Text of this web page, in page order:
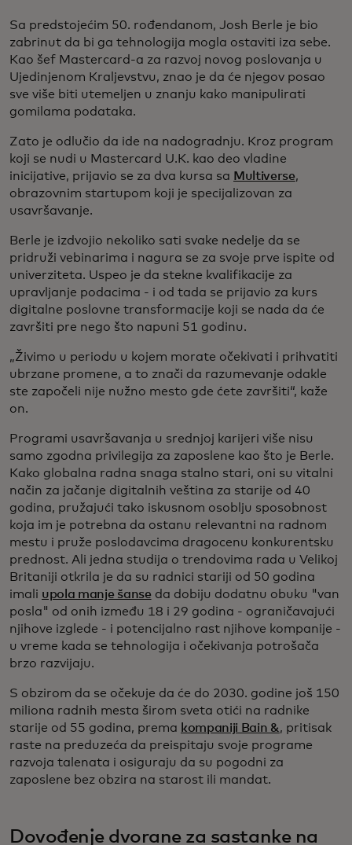
Sa predstojećim 50. rođendanom, Josh Berle je bio
zabrinut da bi ga tehnologija mogla ostaviti iza sebe.
Kao šef Mastercard-a za razvoj novog poslovanja u
Ujedinjenom Kraljevstvu, znao je da će njegov posao
sve više biti utemeljen u znanju kako manipulirati
gomilama podataka.
Zato je odlučio da ide na nadogradnju. Kroz program
koji se nudi u Mastercard U.K. kao deo vladine
inicijative, prijavio se za dva kursa sa Multiverse,
obrazovnim startupom koji je specijalizovan za
usavršavanje.
Berle je izdvojio nekoliko sati svake nedelje da se
pridruži vebinarima i nagura se za svoje prve ispite od
univerziteta. Uspeo je da stekne kvalifikacije za
upravljanje podacima - i od tada se prijavio za kurs
digitalne poslovne transformacije koji se nada da će
završiti pre nego što napuni 51 godinu.
„Živimo u periodu u kojem morate očekivati i prihvatiti
ubrzane promene, a to znači da razumevanje odakle
ste započeli nije nužno mesto gde ćete završiti“, kaže
on.
Programi usavršavanja u srednjoj karijeri više nisu
samo zgodna privilegija za zaposlene kao što je Berle.
Kako globalna radna snaga stalno stari, oni su vitalni
način za jačanje digitalnih veština za starije od 40
godina, pružajući tako iskusnom osoblju sposobnost
koja im je potrebna da ostanu relevantni na radnom
mestu i pruže poslodavcima dragocenu konkurentsku
prednost. Ali jedna studija o trendovima rada u Velikoj
Britaniji otkrila je da su radnici stariji od 50 godina
imali upola manje šanse da dobiju dodatnu obuku "van
posla" od onih između 18 i 29 godina - ograničavajući
njihove izglede - i potencijalno rast njihove kompanije -
u vreme kada se tehnologija i očekivanja potrošača
brzo razvijaju.
S obzirom da se očekuje da će do 2030. godine još 150
miliona radnih mesta širom sveta otići na radnike
starije od 55 godina, prema kompaniji Bain &, pritisak
raste na preduzeća da preispitaju svoje programe
razvoja talenata i osiguraju da su pogodni za
zaposlene bez obzira na starost ili mandat.
Dovođenje dvorane za sastanke na